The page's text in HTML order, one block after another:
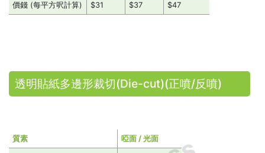
價錢 (每平方呎計算) $31 $37 $47
透明貼紙多邊形裁切(Die-cut)(正噴/反噴)
質素 啞面 / 光面